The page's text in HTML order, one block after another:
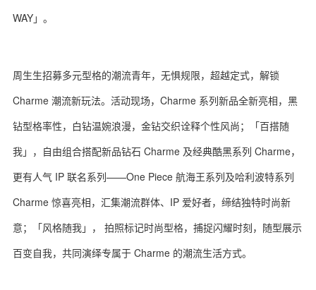
WAY」。
周生生招募多元型格的潮流青年，无惧规限，超越定式，解锁
Charme 潮流新玩法。活动现场，Charme 系列新品全新亮相，黑
钻型格率性，白钻温婉浪漫，金钻交织诠释个性风尚；「百搭随
我」，自由组合搭配新品钻石 Charme 及经典酷黑系列 Charme，
更有人气 IP 联名系列——One Piece 航海王系列及哈利波特系列
Charme 惊喜亮相，汇集潮流群体、IP 爱好者，缔结独特时尚新
意；「风格随我」， 拍照标记时尚型格，捕捉闪耀时刻，随型展示
百变自我，共同演绎专属于 Charme 的潮流生活方式。